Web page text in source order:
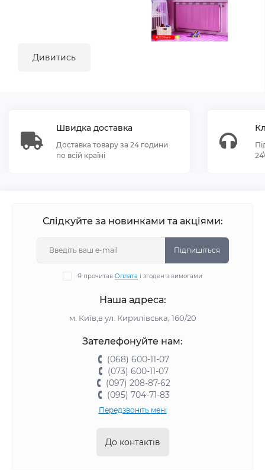
Дивитись
Швидка доставка
Доставка товару за 24 години
по всій країні
Слідкуйте за новинками та акціями:
Підпишіться
Я прочитав Оплата і згоден з вимогами
Наша адреса:
м. Київ,в ул. Кирилівська, 160/20
Зателефонуйте нам:
(068) 600-11-07
(073) 600-11-07
(097) 208-87-62
(095) 704-71-83
Передзвоніть мені
До контактів